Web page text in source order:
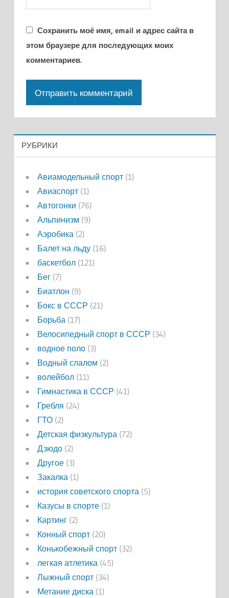
Сохранить моё имя, email и адрес сайта в
этом браузере для последующих моих
комментариев.
РУБРИКИ
Авиамодельный спорт(1)
Авиаспорт(1)
Автогонки (76)
Альпинизм (9)
Аэробика (2)
Балет на льду(16)
баскетбол(121)
Бег(7)
Биатлон (9)
Бокс в СССР (21)
Борьба (17)
Велосипедный спорт в СССР (34)
водное поло(3)
Водный слалом (2)
волейбол(11)
Гимнастика в СССР (41)
Гребля (24)
ГТО(2)
Детская физкультура (72)
Дзюдо(2)
Другое(3)
Закалка (1)
история советского спорта (5)
Казусы в спорте(1)
Картинг(2)
Конный спорт(20)
Конькобежный спорт(32)
легкая атлетика (45)
Лыжный спорт(34)
Метание диска (1)